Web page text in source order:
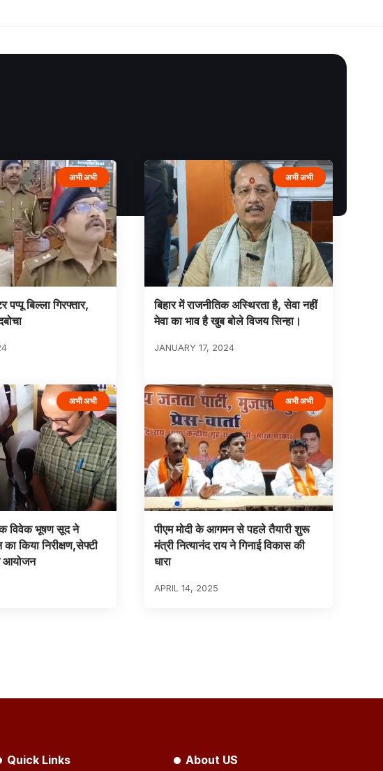
अभी अभी
पप्पू बिल्ला गिरफ्तार,
अभी अभी
बिहार में राजनीतिक अस्थिरता है, सेवा नहीं
मेवा का भाव है खुब बोले विजय सिन्हा।
JANUARY 17, 2024
अभी अभी
विवेक भूषण सूद ने
किया निरीक्षण,सेफ्टी
आयोजन
अभी अभी
पीएम मोदी के आगमन से पहले तैयारी शुरू
मंत्री नित्यानंद राय ने गिनाई विकास की
धारा
APRIL 14, 2025
Quick Links About US